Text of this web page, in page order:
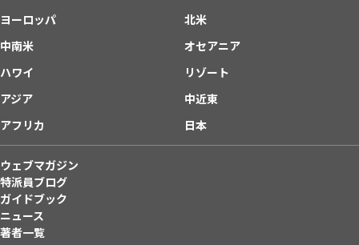
ヨーロッパ
北米
中南米
オセアニア
ハワイ
リゾート
アジア
中近東
アフリカ
日本
ウェブマガジン
特派員ブログ
ガイドブック
ニュース
著者一覧